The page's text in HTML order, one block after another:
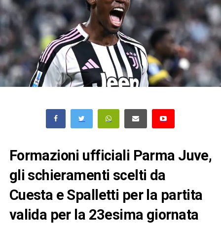
Formazioni ufficiali Parma Juve,
gli schieramenti scelti da
Cuesta e Spalletti per la partita
valida per la 23esima giornata